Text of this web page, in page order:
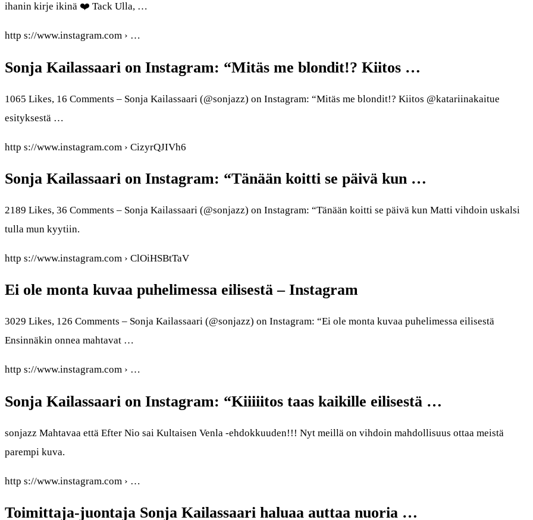
ihanin kirje ikinä ❤️ Tack Ulla, …
http s://www.instagram.com › …
Sonja Kailassaari on Instagram: “Mitäs me blondit!? Kiitos …
1065 Likes, 16 Comments – Sonja Kailassaari (@sonjazz) on Instagram: “Mitäs me blondit!? Kiitos @katariinakaitue
esityksestä …
http s://www.instagram.com › CizyrQJIVh6
Sonja Kailassaari on Instagram: “Tänään koitti se päivä kun …
2189 Likes, 36 Comments – Sonja Kailassaari (@sonjazz) on Instagram: “Tänään koitti se päivä kun Matti vihdoin uskalsi
tulla mun kyytiin.
http s://www.instagram.com › ClOiHSBtTaV
Ei ole monta kuvaa puhelimessa eilisestä – Instagram
3029 Likes, 126 Comments – Sonja Kailassaari (@sonjazz) on Instagram: “Ei ole monta kuvaa puhelimessa eilisestä
Ensinnäkin onnea mahtavat …
http s://www.instagram.com › …
Sonja Kailassaari on Instagram: “Kiiiiitos taas kaikille eilisestä …
sonjazz Mahtavaa että Efter Nio sai Kultaisen Venla -ehdokkuuden!!! Nyt meillä on vihdoin mahdollisuus ottaa meistä
parempi kuva.
http s://www.instagram.com › …
Toimittaja-juontaja Sonja Kailassaari haluaa auttaa nuoria …